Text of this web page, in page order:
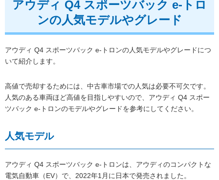
アウディ Q4 スポーツバック e-トロ
ンの人気モデルやグレード
アウディ Q4 スポーツバック e-トロンの人気モデルやグレードにつ
いて紹介します。
高値で売却するためには、中古車市場での人気は必要不可欠です。
人気のある車両ほど高値を目指しやすいので、アウディ Q4 スポー
ツバック e-トロンのモデルやグレードを参考にしてください。
人気モデル
アウディ Q4 スポーツバック e-トロンは、アウディのコンパクトな
電気自動車（EV）で、2022年1月に日本で発売されました。